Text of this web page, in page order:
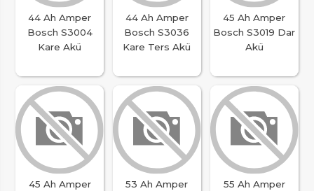
44 Ah Amper
Bosch S3004
Kare Akü
44 Ah Amper
Bosch S3036
Kare Ters Akü
45 Ah Amper
Bosch S3019 Dar
Akü
45 Ah Amper
53 Ah Amper
55 Ah Amper